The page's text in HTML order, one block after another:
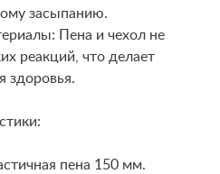
засыпанию.
Пена и чехол не
реакций, что делает
здоровья.
пена 150 мм.